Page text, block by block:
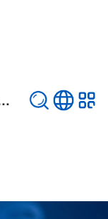
ック熱分解プラント